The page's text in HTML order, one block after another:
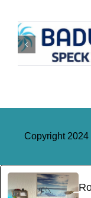
Copyright 2024 |